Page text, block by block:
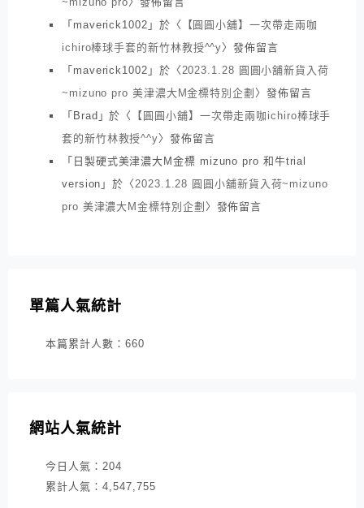
「 maverick1002 」於〈
【圓圓小舖】一次帶走兩咖
ichiro棒球手套的新竹林教授^^y〉發佈留言
「 maverick1002 」於〈2023.1.28 圓圓小舖新貨入荷
~mizuno pro 美津濃大M金標特別企劃 〉發佈留言
「 Brad 」於〈
【圓圓小舖】一次帶走兩咖ichiro棒球手
套的新竹林教授^^y〉發佈留言
「 日製硬式美津濃大M金標 mizuno pro 和牛trial
version 」於〈2023.1.28 圓圓小舖新貨入荷~mizuno
pro 美津濃大M金標特別企劃 〉發佈留言
單篇人氣統計
本篇累計人數： 660
網站人氣統計
今日人氣： 204
累計人氣： 4,547,755